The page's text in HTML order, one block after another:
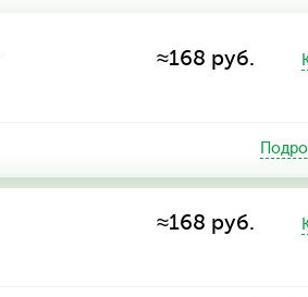
≈168 руб.
≈168 руб.